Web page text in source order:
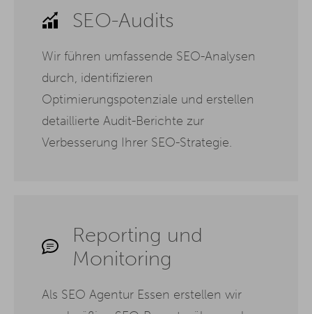
SEO-Audits
Wir führen umfassende SEO-Analysen
durch, identifizieren
Optimierungspotenziale und erstellen
detaillierte Audit-Berichte zur
Verbesserung Ihrer SEO-Strategie.
Reporting und
Monitoring
Als SEO Agentur Essen erstellen wir